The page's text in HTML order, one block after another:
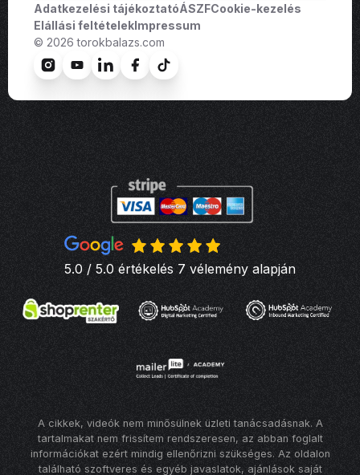
Adatkezelési tájékoztatóÁSZFCookie-kezelés
Elállási feltételekImpressum
© 2026 torokbalazs.com
5.0 / 5.0 értékelés 7 vélemény alapján
A cikkek, videók nem minősülnek üzleti tanácsadásnak. A
tartalmakat nem frissítem rendszeresen, az abban foglalt
információkat ezért mindig ellenőrizni szükséges. Az oldalon
található szoftveres és egyéb javaslatok, ajánlások saját